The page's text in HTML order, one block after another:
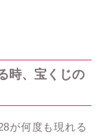
時、宝くじの
が何度も現れる